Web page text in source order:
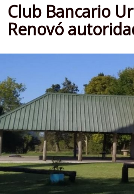
Club Bancario
Renovó